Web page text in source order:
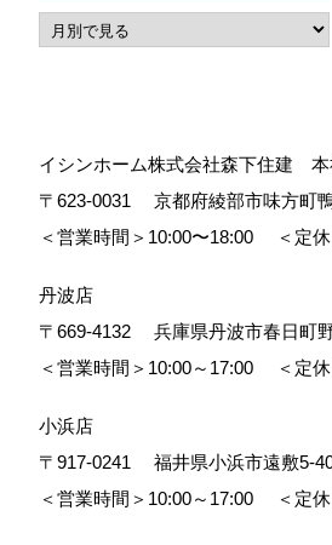
イシンホーム株式会社森下住建
〒623-0031
京都府綾部市味方町
＜営業時間＞10:00〜18:00
＜定
丹波店
〒669-4132
兵庫県丹波市春日町
＜営業時間＞10:00～17:00
＜定
小浜店
〒917-0241
福井県小浜市遠敷5-
＜営業時間＞10:00～17:00
＜定